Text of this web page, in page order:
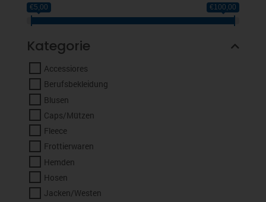
€5,00 €100,00
Kategorie
Accessiores
Berufsbekleidung
Blusen
Caps/Mützen
Fleece
Frottierwaren
Hemden
Hosen
Jacken/Westen